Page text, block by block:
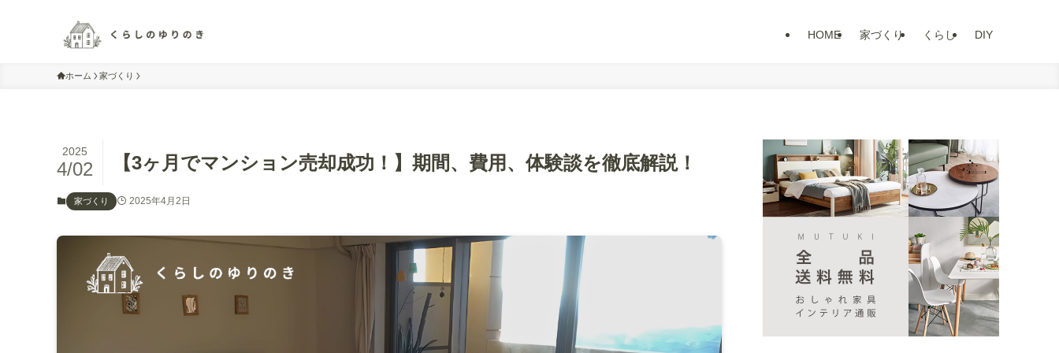
HOME 家づくり くらし DIY
ホーム 家づくり
【3ヶ月でマンション売却成功！】期間、費用、体験談を徹底解説！
2025
4/02
家づくり 2025年4月2日